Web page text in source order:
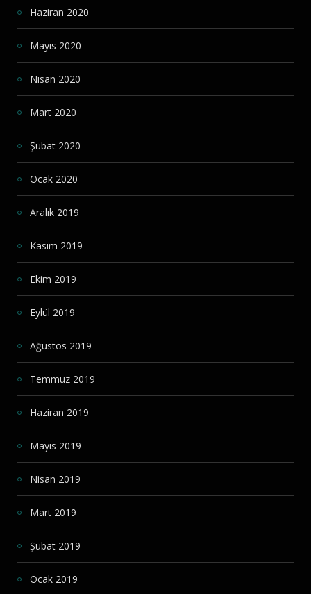
Haziran 2020
Mayıs 2020
Nisan 2020
Mart 2020
Şubat 2020
Ocak 2020
Aralık 2019
Kasım 2019
Ekim 2019
Eylül 2019
Ağustos 2019
Temmuz 2019
Haziran 2019
Mayıs 2019
Nisan 2019
Mart 2019
Şubat 2019
Ocak 2019